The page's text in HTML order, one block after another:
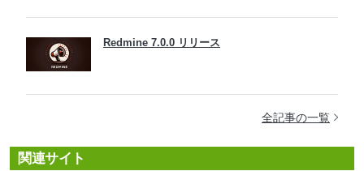
Redmine 7.0.0 リリース
全記事の一覧
関連サイト